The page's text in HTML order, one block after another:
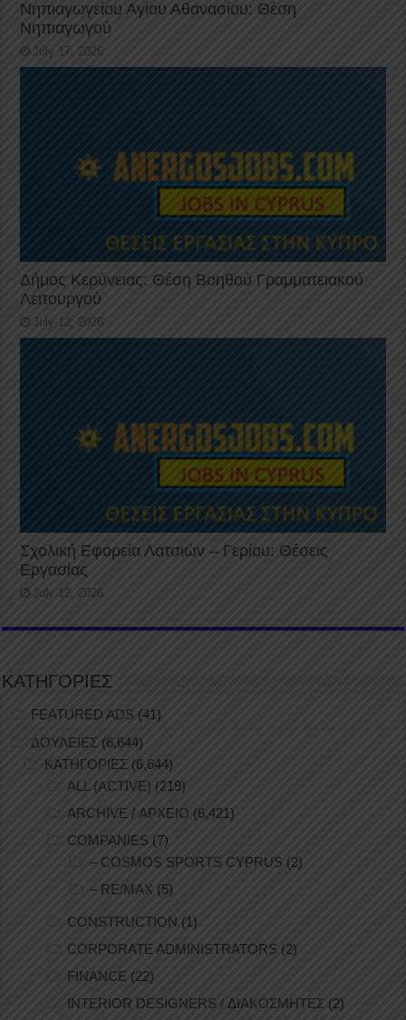
Νηπιαγωγείου Αγίου Αθανασίου: Θέση
Νηπιαγωγού
July 17, 2026
Δήμος Κερύνειας: Θέση Βοηθού Γραμματειακού
Λειτουργού
July 12, 2026
Σχολική Εφορεία Λατσιών – Γερίου: Θέσεις
Εργασίας
July 12, 2026
ΚΑΤΗΓΟΡΙΕΣ
FEATURED ADS (41)
ΔΟΥΛΕΙΕΣ (6,644)
ΚΑΤΗΓΟΡΙΕΣ (6,644)
ALL (ACTIVE) (219)
ARCHIVE / ΑΡΧΕΙΟ (6,421)
COMPANIES (7)
– COSMOS SPORTS CYPRUS (2)
– RE/MAX (5)
CONSTRUCTION (1)
CORPORATE ADMINISTRATORS (2)
FINANCE (22)
INTERIOR DESIGNERS / ΔΙΑΚΟΣΜΗΤΕΣ (2)